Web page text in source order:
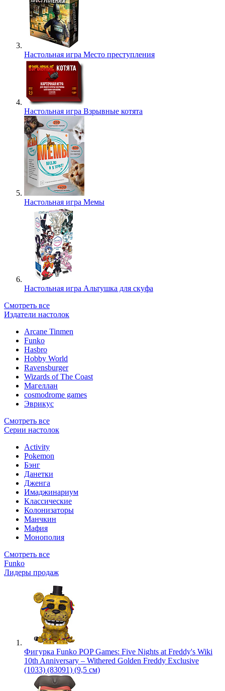
Настольная игра Место преступления
Настольная игра Взрывные котята
Настольная игра Мемы
Настольная игра Альтушка для скуфа
Смотреть все
Издатели настолок
Arcane Tinmen
Funko
Hasbro
Hobby World
Ravensburger
Wizards of The Coast
Магеллан
сosmodrome games
Эврикус
Смотреть все
Серии настолок
Activity
Pokemon
Бэнг
Данетки
Дженга
Имаджинариум
Классические
Колонизаторы
Манчкин
Мафия
Монополия
Смотреть все
Funko
Лидеры продаж
Фигурка Funko POP Games: Five Nights at Freddy's Wiki
10th Anniversary – Withered Golden Freddy Exclusive
(1033) (83091) (9,5 см)